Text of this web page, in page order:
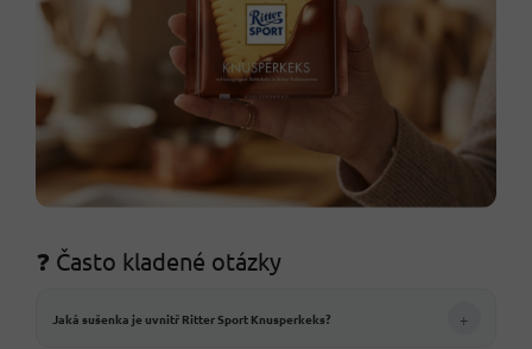
❓ Často kladené otázky
Jaká sušenka je uvnitř Ritter Sport Knusperkeks? +